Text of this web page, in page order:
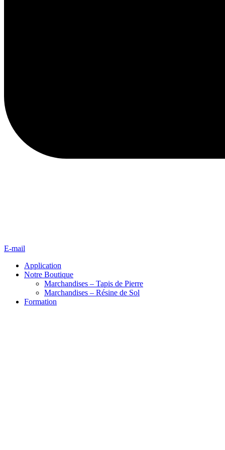
E-mail
Application
Notre Boutique
Marchandises – Tapis de Pierre
Marchandises – Résine de Sol
Formation